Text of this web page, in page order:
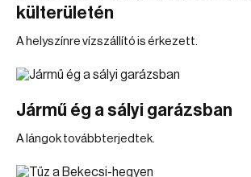
külterületén
A helyszínre vízszállító is érkezett.
Jármű ég a sályi garázsban
A lángok továbbterjedtek.